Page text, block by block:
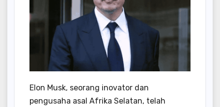
Elon Musk, seorang inovator dan
pengusaha asal Afrika Selatan, telah